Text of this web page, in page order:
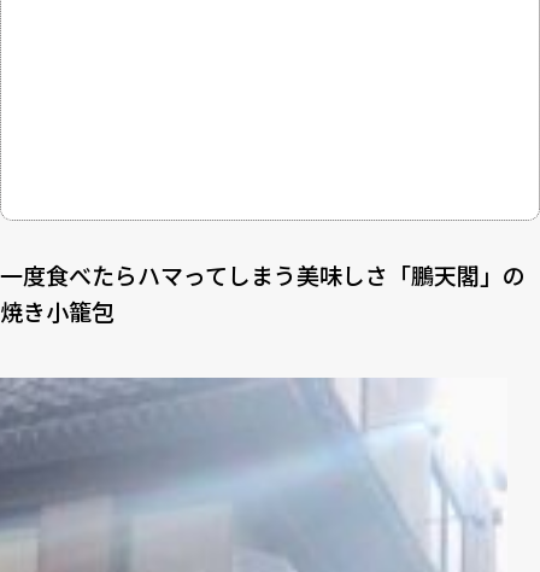
一度食べたらハマってしまう美味しさ「鵬天閣」の
焼き小籠包